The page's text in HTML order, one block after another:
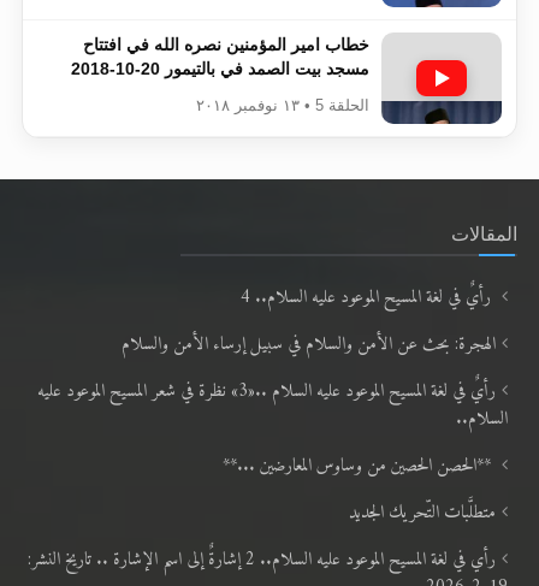
خطاب امير المؤمنين نصره الله في افتتاح
مسجد بيت الصمد في بالتيمور 20-10-2018
الحلقة 5 • ١٣ نوفمبر ٢٠١٨
المقالات
رأيٌ في لغة المسيح الموعود عليه السلام.. 4
الهجرة: بحث عن الأمن والسلام في سبيل إرساء الأمن والسلام
رأيٌ في لغة المسيح الموعود عليه السلام ..«3» نظرة في شعر المسيح الموعود عليه
السلام..
**الحصن الحصين من وساوس المعارضين ...**
متطلَّبات التّحريك الجديد
رأي في لغة المسيح الموعود عليه السلام.. 2 إشارةٌ إلى اسم الإشارة .. تاريخ النشر: